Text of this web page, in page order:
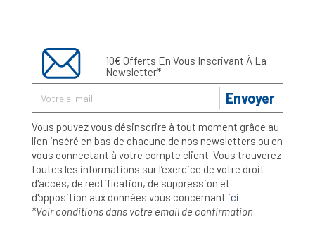
10€ Offerts En Vous Inscrivant À La
Newsletter*
Envoyer
Vous pouvez vous désinscrire à tout moment grâce au
lien inséré en bas de chacune de nos newsletters ou en
vous connectant à votre compte client. Vous trouverez
toutes les informations sur l’exercice de votre droit
d'accès, de rectification, de suppression et
d'opposition aux données vous concernant ici
*Voir conditions dans votre email de confirmation